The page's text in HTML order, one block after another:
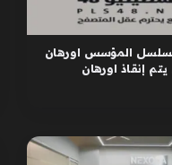
المؤسس اورهان
24 هل يتم إنقاذ اورهان